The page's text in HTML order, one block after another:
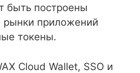
быть построены
рынки приложений
токены.
Cloud Wallet, SSO и